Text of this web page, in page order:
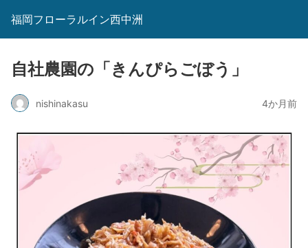
福岡フローラルイン西中洲
自社農園の「きんぴらごぼう」
nishinakasu 4か月前